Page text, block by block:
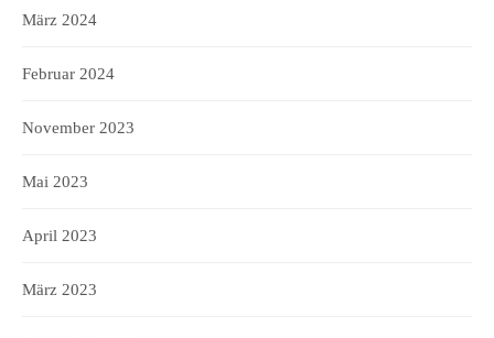
März 2024
Februar 2024
November 2023
Mai 2023
April 2023
März 2023